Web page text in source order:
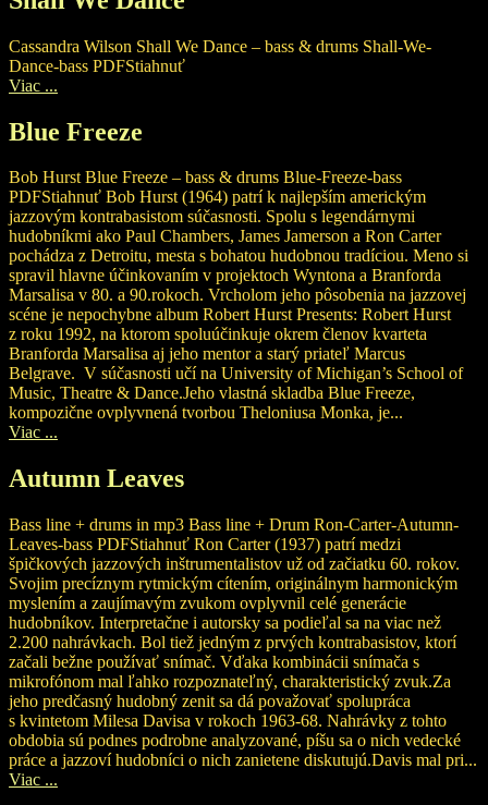
Cassandra Wilson Shall We Dance – bass & drums Shall-We-
Dance-bass PDFStiahnuť
Viac ...
Blue Freeze
Bob Hurst Blue Freeze – bass & drums Blue-Freeze-bass
PDFStiahnuť Bob Hurst (1964) patrí k najlepším americkým
jazzovým kontrabasistom súčasnosti. Spolu s legendárnymi
hudobníkmi ako Paul Chambers, James Jamerson a Ron Carter
pochádza z Detroitu, mesta s bohatou hudobnou tradíciou. Meno si
spravil hlavne účinkovaním v projektoch Wyntona a Branforda
Marsalisa v 80. a 90.rokoch. Vrcholom jeho pôsobenia na jazzovej
scéne je nepochybne album Robert Hurst Presents: Robert Hurst
z roku 1992, na ktorom spoluúčinkuje okrem členov kvarteta
Branforda Marsalisa aj jeho mentor a starý priateľ Marcus
Belgrave. V súčasnosti učí na University of Michigan’s School of
Music, Theatre & Dance.Jeho vlastná skladba Blue Freeze,
kompozične ovplyvnená tvorbou Theloniusa Monka, je...
Viac ...
Autumn Leaves
Bass line + drums in mp3 Bass line + Drum Ron-Carter-Autumn-
Leaves-bass PDFStiahnuť Ron Carter (1937) patrí medzi
špičkových jazzových inštrumentalistov už od začiatku 60. rokov.
Svojim precíznym rytmickým cítením, originálnym harmonickým
myslením a zaujímavým zvukom ovplyvnil celé generácie
hudobníkov. Interpretačne i autorsky sa podieľal sa na viac než
2.200 nahrávkach. Bol tiež jedným z prvých kontrabasistov, ktorí
začali bežne používať snímač. Vďaka kombinácii snímača s
mikrofónom mal ľahko rozpoznateľný, charakteristický zvuk.Za
jeho predčasný hudobný zenit sa dá považovať spolupráca
s kvintetom Milesa Davisa v rokoch 1963-68. Nahrávky z tohto
obdobia sú podnes podrobne analyzované, píšu sa o nich vedecké
práce a jazzoví hudobníci o nich zanietene diskutujú.Davis mal pri...
Viac ...